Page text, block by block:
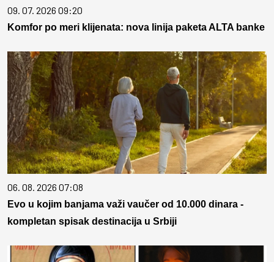
09. 07. 2026 09:20
Komfor po meri klijenata: nova linija paketa ALTA banke
06. 08. 2026 07:08
Evo u kojim banjama važi vaučer od 10.000 dinara -
kompletan spisak destinacija u Srbiji